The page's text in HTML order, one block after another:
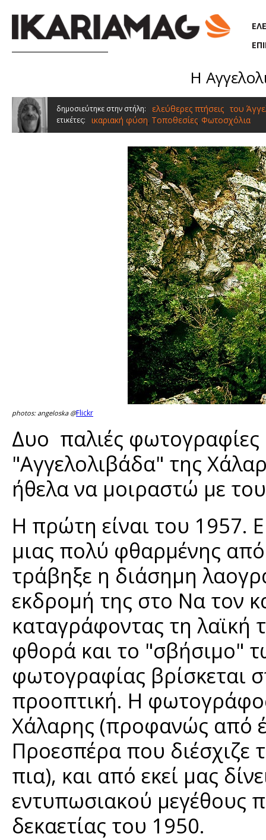
Η
δημοσιεύτηκε στην στήλη: ελεύθερες πτήσεις του
ετικέτες: ικαριακή φύση, Τοποθεσίες, Φωτοσχόλια
photos: angeloska @Flickr
Δυο παλιές
"Αγγελολιβάδα" της
ήθελα να μοιραστώ με
Η πρώτη είναι του 1957.
μιας πολύ φθαρμένης
τράβηξε η διάσημη
εκδρομή της στο Να τον
καταγράφοντας τη λαϊκή
φθορά και το "σβήσιμο"
φωτογραφίας βρίσκεται
προοπτική. Η
Χάλαρης (προφανώς από
Προεσπέρα που διέσχιζε
πια), και από εκεί μας
εντυπωσιακού μεγέθους
δεκαετίας του 1950.